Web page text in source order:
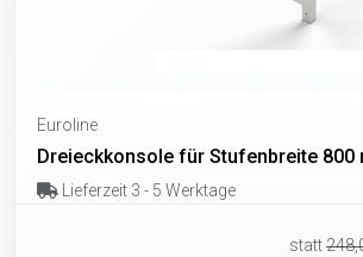
Euroline
Dreieckkonsole für Stufenbreite 800
Lieferzeit 3 - 5 Werktage
statt